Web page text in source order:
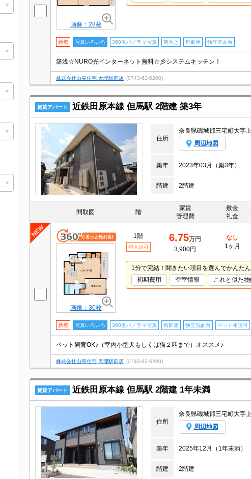
画像：28枚
新着 写真いろいろ 360度パノラマ写真 南向き 角部屋 独立洗面台
築浅☆NURO光インターネット無料☆彡システムキッチン！
株式会社山晃住宅 天理駅前店 (0743-62-6200)
賃貸アパート 近鉄田原本線 但馬駅 2階建 築3年
住所
奈良県磯城郡三宅町大字
周辺地図
築年
2023年03月（築3年）
階建 2階建
間取図 階
家賃
管理費
敷金
礼金
画像：30枚
1階
即入居可
6.75万円
3,900円
なし
1ヶ月
1分で完結！聞きたい項目を選んでかんたん
初期費用
空室情報 これと似た物
新着 写真いろいろ 360度パノラマ写真 角部屋 独立洗面台 ペット相談可
ペット飼育OK♪（室内小型犬もしくは猫２匹まで）オススメ♪
株式会社山晃住宅 天理駅前店 (0743-62-6200)
賃貸アパート 近鉄田原本線 但馬駅 2階建 1年未満
住所
奈良県磯城郡三宅町大字
周辺地図
築年
2025年12月（1年未満）
階建 2階建